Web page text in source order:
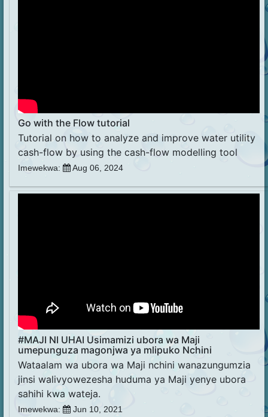
Go with the Flow tutorial
Tutorial on how to analyze and improve water utility
cash-flow by using the cash-flow modelling tool
Imewekwa: Aug 06, 2024
#MAJI NI UHAI Usimamizi ubora wa Maji
umepunguza magonjwa ya mlipuko Nchini
Wataalam wa ubora wa Maji nchini wanazungumzia
jinsi walivyowezesha huduma ya Maji yenye ubora
sahihi kwa wateja.
Imewekwa: Jun 10, 2021